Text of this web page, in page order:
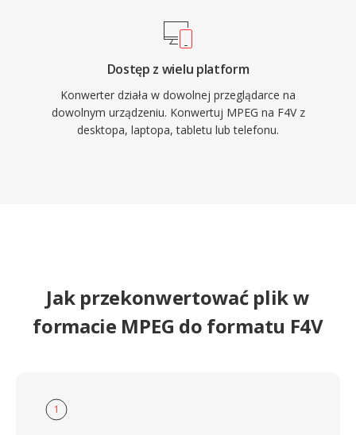
Dostęp z wielu platform
Konwerter działa w dowolnej przeglądarce na
dowolnym urządzeniu. Konwertuj MPEG na F4V z
desktopa, laptopa, tabletu lub telefonu.
Jak przekonwertować plik w
formacie MPEG do formatu F4V
1